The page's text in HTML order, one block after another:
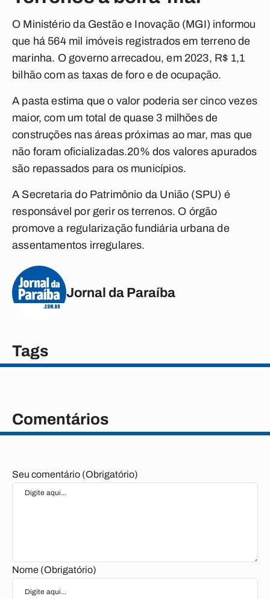
O Ministério da Gestão e Inovação (MGI) informou
que há 564 mil imóveis registrados em terreno de
marinha. O governo arrecadou, em 2023, R$ 1,1
bilhão com as taxas de foro e de ocupação.
A pasta estima que o valor poderia ser cinco vezes
maior, com um total de quase 3 milhões de
construções nas áreas próximas ao mar, mas que
não foram oficializadas.20% dos valores apurados
são repassados para os municípios.
A Secretaria do Patrimônio da União (SPU) é
responsável por gerir os terrenos. O órgão
promove a regularização fundiária urbana de
assentamentos irregulares.
Jornal da Paraíba
Tags
Comentários
Seu comentário (Obrigatório)
Nome (Obrigatório)